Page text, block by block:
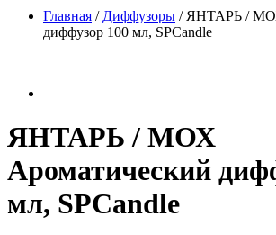
Главная / Диффузоры / ЯНТАРЬ /
диффузор 100 мл, SPCandle
ЯНТАРЬ / МОХ
Ароматический
мл, SPCandle